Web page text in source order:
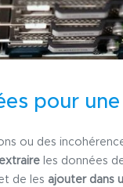
pour
ou des
extraireles données
de les ajouter dans